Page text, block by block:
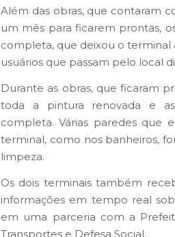
Além das obras, que contaram
um mês para ficarem prontas,
completa, que deixou o terminal
usuários que passam pelo local
Durante as obras, que ficaram
toda a pintura renovada e
completa. Várias paredes que
terminal, como nos banheiros,
limpeza.
Os dois terminais também
informações em tempo real
em uma parceria com a
Transportes e Defesa Social.